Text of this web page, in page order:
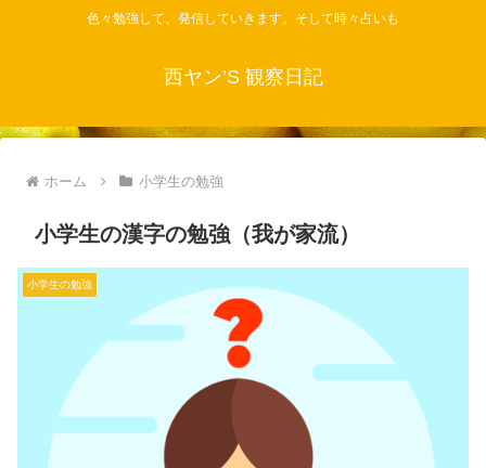
色々勉強して、発信していきます。そして時々占いも
西ヤン’S 観察日記
ホーム 小学生の勉強
小学生の漢字の勉強（我が家流）
小学生の勉強